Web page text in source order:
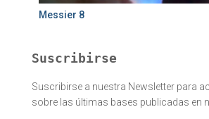
Messier 8
Suscribirse
Suscribirse a nuestra Newsletter para
sobre las últimas bases publicadas en